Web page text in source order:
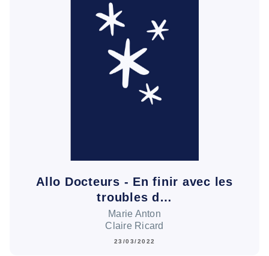
Allo Docteurs - En finir avec les
troubles d…
Marie Anton
Claire Ricard
23/03/2022